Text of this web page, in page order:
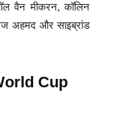
वैन मीकरन, कॉलिन
अहमद और साइब्रांड
Cup